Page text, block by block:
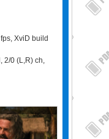
XviD build
2/0 (L,R) ch,